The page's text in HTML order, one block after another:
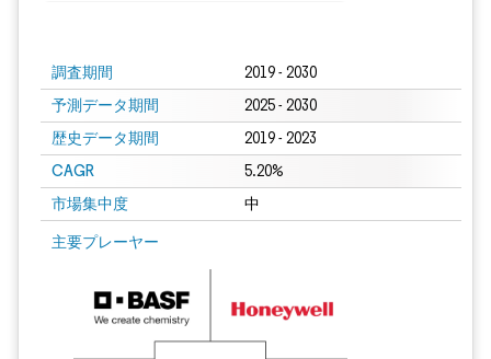
調査期間 2019 - 2030
予測データ期間 2025 - 2030
歴史データ期間 2019 - 2023
CAGR 5.20%
市場集中度 中
主要プレーヤー